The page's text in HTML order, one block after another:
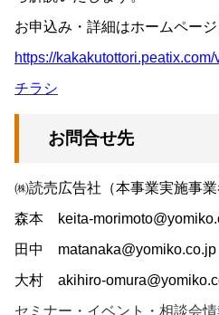
お申込み・詳細はホームページ
https://kakakutottori.peatix.com/
チラシ
お問合せ先
㈱読売広告社（本事業実施事業
森本 keita-
田中 matanaka@yomiko.co.jp
大村 akihiro-
セミナー・イベント・相談会